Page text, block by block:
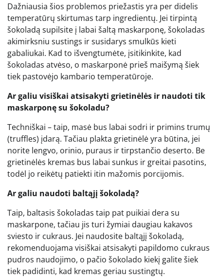
Dažniausia šios problemos priežastis yra per didelis
temperatūrų skirtumas tarp ingredientų. Jei tirpintą
šokoladą supilsite į labai šaltą maskarponę, šokoladas
akimirksniu sustings ir susidarys smulkūs kieti
gabaliukai. Kad to išvengtumėte, įsitikinkite, kad
šokoladas atvėso, o maskarponė prieš maišymą šiek
tiek pastovėjo kambario temperatūroje.
Ar galiu visiškai atsisakyti grietinėlės ir naudoti tik
maskarponę su šokoladu?
Techniškai – taip, masė bus labai sodri ir primins trumų
(truffles) įdarą. Tačiau plakta grietinėlė yra būtina, jei
norite lengvo, orinio, puraus ir tirpstančio deserto. Be
grietinėlės kremas bus labai sunkus ir greitai pasotins,
todėl jo reikėtų patiekti itin mažomis porcijomis.
Ar galiu naudoti baltąjį šokoladą?
Taip, baltasis šokoladas taip pat puikiai dera su
maskarpone, tačiau jis turi žymiai daugiau kakavos
sviesto ir cukraus. Jei naudosite baltąjį šokoladą,
rekomenduojama visiškai atsisakyti papildomo cukraus
pudros naudojimo, o pačio šokolado kiekį galite šiek
tiek padidinti, kad kremas geriau sustingtų.